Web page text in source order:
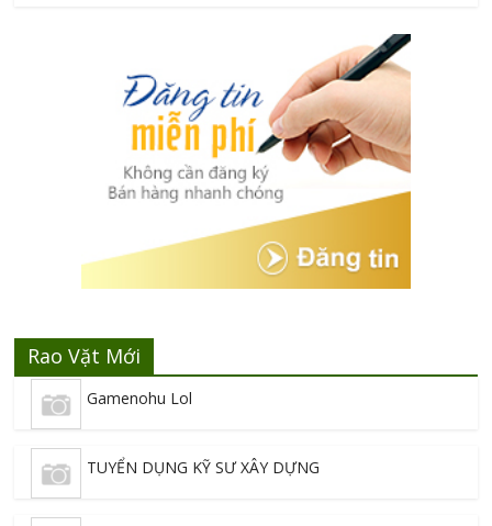
Rao Vặt Mới
Gamenohu Lol
TUYỂN DỤNG KỸ SƯ XÂY DỰNG